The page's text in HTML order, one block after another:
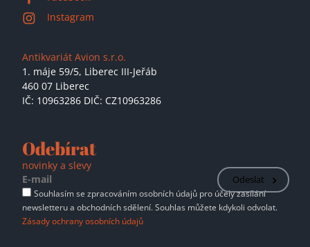
Instagram
Antikvariát Avion s.r.o.
1. máje 59/5, Liberec III-Jeřáb
460 07 Liberec
IČ: 10963286 DIČ: CZ10963286
Odebírat
novinky a slevy
Odeslat
Souhlasím se zpracováním osobních údajů pro účely zasílání
newsletteru a obchodních sdělení. Souhlas můžete kdykoli odvolat.
Zásady ochrany osobních údajů